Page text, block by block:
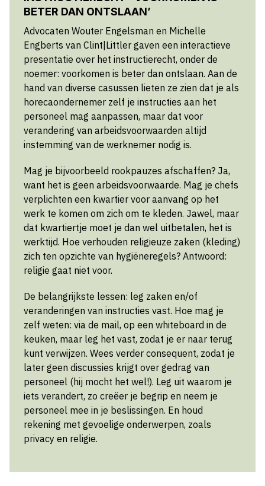
BETER DAN ONTSLAAN’
Advocaten Wouter Engelsman en Michelle
Engberts van Clint|Littler gaven een interactieve
presentatie over het instructierecht, onder de
noemer: voorkomen is beter dan ontslaan. Aan de
hand van diverse casussen lieten ze zien dat je als
horecaondernemer zelf je instructies aan het
personeel mag aanpassen, maar dat voor
verandering van arbeidsvoorwaarden altijd
instemming van de werknemer nodig is.
Mag je bijvoorbeeld rookpauzes afschaffen? Ja,
want het is geen arbeidsvoorwaarde. Mag je chefs
verplichten een kwartier voor aanvang op het
werk te komen om zich om te kleden. Jawel, maar
dat kwartiertje moet je dan wel uitbetalen, het is
werktijd. Hoe verhouden religieuze zaken (kleding)
zich ten opzichte van hygiëneregels? Antwoord:
religie gaat niet voor.
De belangrijkste lessen: leg zaken en/of
veranderingen van instructies vast. Hoe mag je
zelf weten: via de mail, op een whiteboard in de
keuken, maar leg het vast, zodat je er naar terug
kunt verwijzen. Wees verder consequent, zodat je
later geen discussies krijgt over gedrag van
personeel (hij mocht het wel!). Leg uit waarom je
iets verandert, zo creëer je begrip en neem je
personeel mee in je beslissingen. En houd
rekening met gevoelige onderwerpen, zoals
privacy en religie.